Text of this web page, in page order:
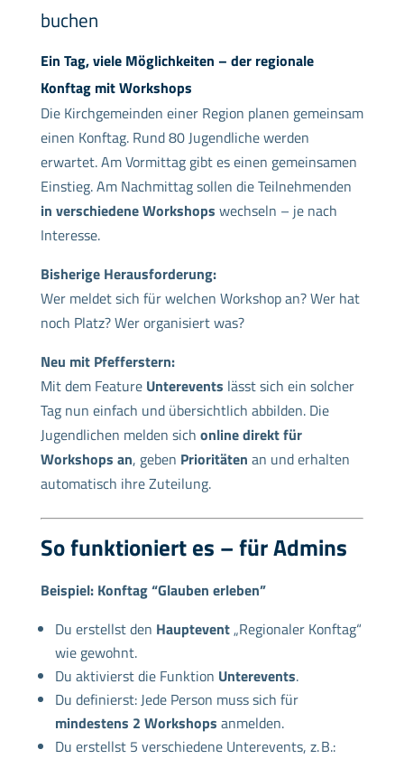
buchen
Ein Tag, viele Möglichkeiten – der regionale
Konftag mit Workshops
Die Kirchgemeinden einer Region planen gemeinsam
einen Konftag. Rund 80 Jugendliche werden
erwartet. Am Vormittag gibt es einen gemeinsamen
Einstieg. Am Nachmittag sollen die Teilnehmenden
in verschiedene Workshops wechseln – je nach
Interesse.
Bisherige Herausforderung:
Wer meldet sich für welchen Workshop an? Wer hat
noch Platz? Wer organisiert was?
Neu mit Pfefferstern:
Mit dem Feature Unterevents lässt sich ein solcher
Tag nun einfach und übersichtlich abbilden. Die
Jugendlichen melden sich online direkt für
Workshops an, geben Prioritäten an und erhalten
automatisch ihre Zuteilung.
So funktioniert es – für Admins
Beispiel: Konftag “Glauben erleben”
Du erstellst den Hauptevent„Regionaler Konftag“
wie gewohnt.
Du aktivierst die Funktion Unterevents.
Du definierst: Jede Person muss sich für
mindestens 2 Workshops anmelden.
Du erstellst 5 verschiedene Unterevents, z. B.: